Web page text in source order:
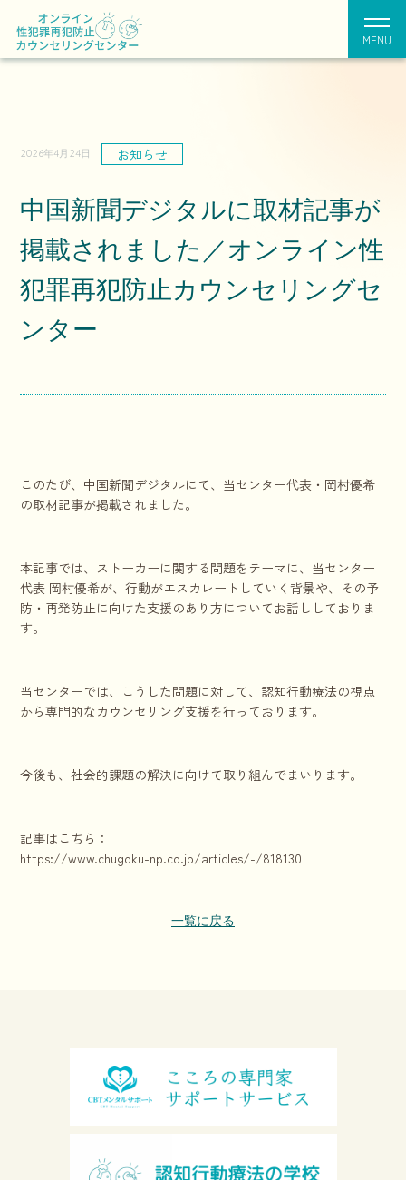
MENU
2026年4月24日 お知らせ
中国新聞デジタルに取材記事が
掲載されました／オンライン性
犯罪再犯防止カウンセリングセ
ンター
このたび、中国新聞デジタルにて、当センター代表・岡村優希
の取材記事が掲載されました。
本記事では、ストーカーに関する問題をテーマに、当センター
代表 岡村優希が、行動がエスカレートしていく背景や、その予
防・再発防止に向けた支援のあり方についてお話ししておりま
す。
当センターでは、こうした問題に対して、認知行動療法の視点
から専門的なカウンセリング支援を行っております。
今後も、社会的課題の解決に向けて取り組んでまいります。
記事はこちら：
https://www.chugoku-np.co.jp/articles/-/818130
一覧に戻る